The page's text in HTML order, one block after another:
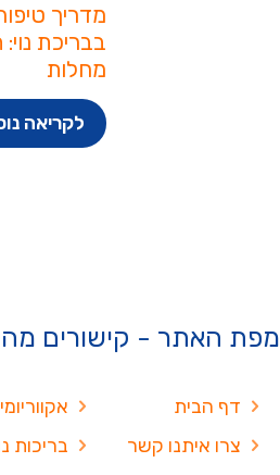
מדריך
בבריכת
מחלות
לקריאה
מפת האתר - קישורים
בריכות
דף הבית
צרו איתנו קשר